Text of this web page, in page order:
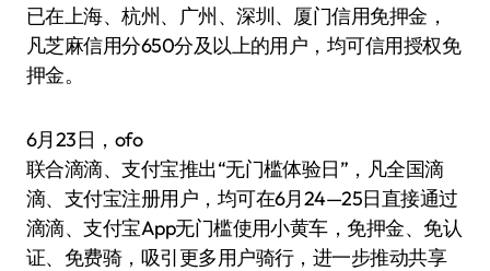
已在上海、杭州、广州、深圳、厦门信用免押金，
凡芝麻信用分650分及以上的用户，均可信用授权免
押金。
6月23日，ofo
联合滴滴、支付宝推出“无门槛体验日”，凡全国滴
滴、支付宝注册用户，均可在6月24—25日直接通过
滴滴、支付宝App无门槛使用小黄车，免押金、免认
证、免费骑，吸引更多用户骑行，进一步推动共享